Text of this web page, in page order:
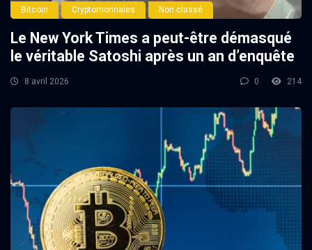
Bitcoin Cryptomonnaies Non classé
Le New York Times a peut-être démasqué
le véritable Satoshi après un an d’enquête
8 avril 2026 0 214